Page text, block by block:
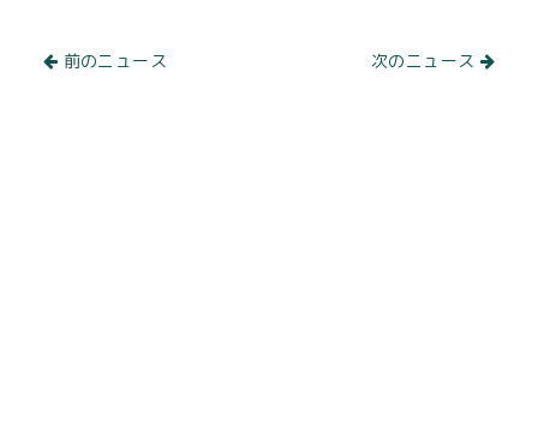
前のニュース 次のニュース